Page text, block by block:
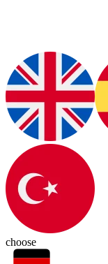
choose